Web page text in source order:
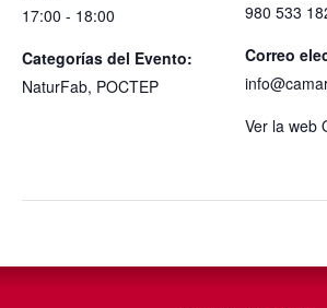
17:00 - 18:00
Categorías del Evento:
NaturFab, POCTEP
980 533
Correo
Ver la web